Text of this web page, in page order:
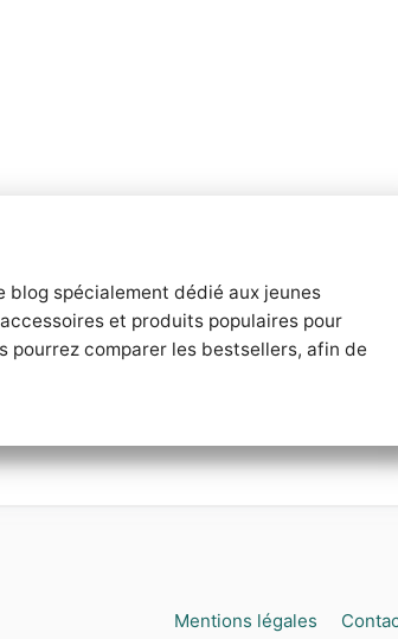
spécialement dédié aux jeunes
et produits populaires pour
pourrez comparer les bestsellers, afin de
Mentions légales